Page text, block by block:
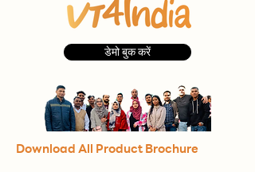
डेमो बुक करें
Download All Product Brochure